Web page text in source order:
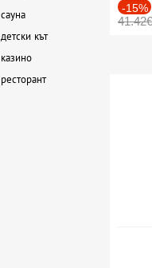
сауна
детски кът
казино
ресторант
-15%
41.42€